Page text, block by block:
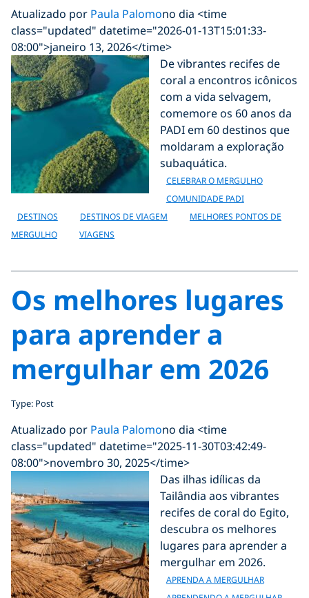
Atualizado por Paula Palomono dia <time
class="updated" datetime="2026-01-13T15:01:33-
08:00">janeiro 13, 2026</time>
De vibrantes recifes de
coral a encontros icônicos
com a vida selvagem,
comemore os 60 anos da
PADI em 60 destinos que
moldaram a exploração
subaquática.
CELEBRAR O MERGULHO
COMUNIDADE PADI
DESTINOS
DESTINOS DE VIAGEM
MELHORES PONTOS DE
MERGULHO
VIAGENS
Os melhores lugares
para aprender a
mergulhar em 2026
Type: Post
Atualizado por Paula Palomono dia <time
class="updated" datetime="2025-11-30T03:42:49-
08:00">novembro 30, 2025</time>
Das ilhas idílicas da
Tailândia aos vibrantes
recifes de coral do Egito,
descubra os melhores
lugares para aprender a
mergulhar em 2026.
APRENDA A MERGULHAR